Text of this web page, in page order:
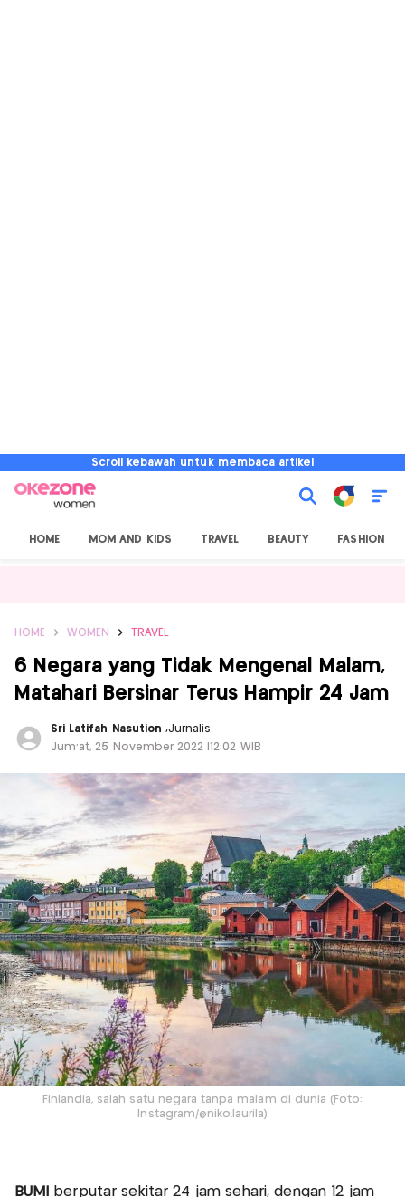
Scroll kebawah untuk membaca artikel
HOME MOM AND KIDS TRAVEL BEAUTY FASHION
HOME WOMEN TRAVEL
6 Negara yang Tidak Mengenal Malam,
Matahari Bersinar Terus Hampir 24 Jam
Sri Latifah Nasution,Jurnalis
Jum'at, 25 November 2022 |12:02 WIB
Finlandia, salah satu negara tanpa malam di dunia (Foto:
Instagram/@niko.laurila)
BUMI
berputar sekitar 24 jam sehari, dengan 12 jam